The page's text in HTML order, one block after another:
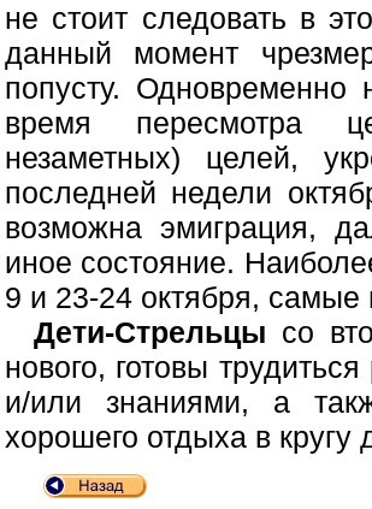
не стоит следовать в
данный момент
попусту. Одновременно
время пересмотра
незаметных) целей,
последней недели
возможна эмиграция,
иное состояние.
9 и 23-24 октября,
Дети-Стрельцы со
нового, готовы
и/или знаниями, а
хорошего отдыха в кругу